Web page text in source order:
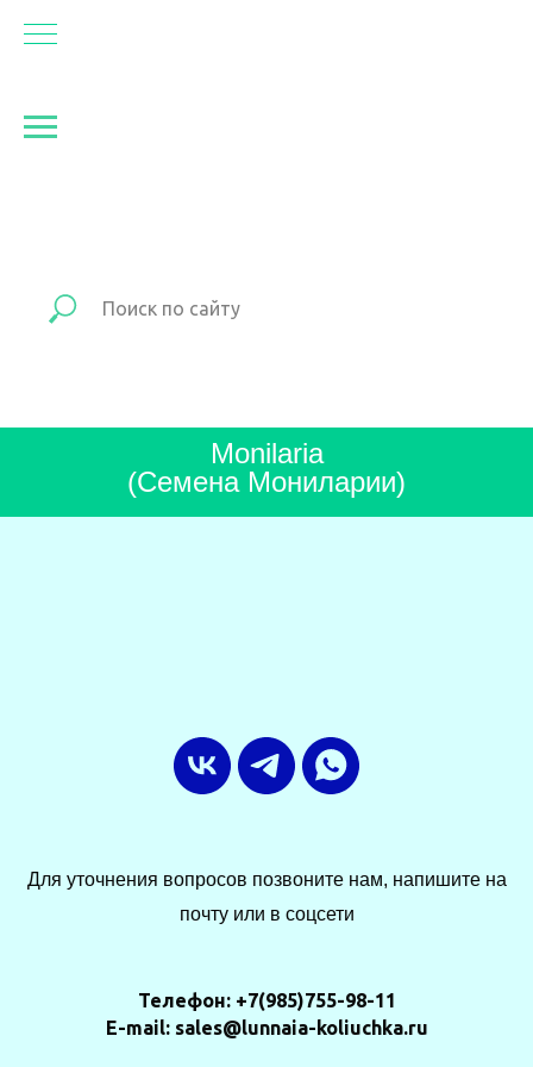
Monilaria
(Семена Мониларии)
Для уточнения вопросов позвоните нам, напишите на
почту или в соцсети
Телефон: +7(985)755-98-11
E-mail: sales@lunnaia-koliuchka.ru